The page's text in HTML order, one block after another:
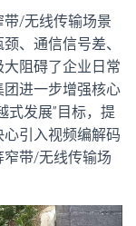
/无线传输场景
、通信信号差、
阻碍了企业日常
进一步增强核心
式发展”目标，提
引入视频编解码
带/无线传输场